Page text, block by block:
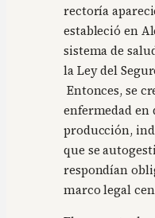
rectoría
estableció en
sistema de
la Ley del
Entonces, se
enfermedad en
producción,
que se
respondían
marco legal